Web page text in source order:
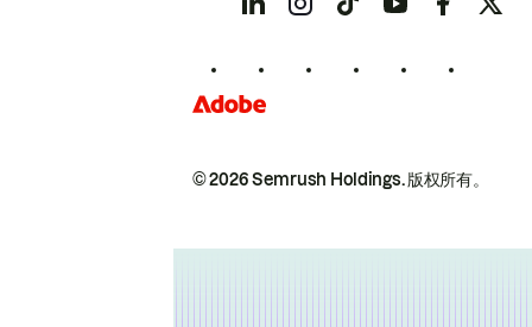
© 2026 Semrush Holdings.版权所有。